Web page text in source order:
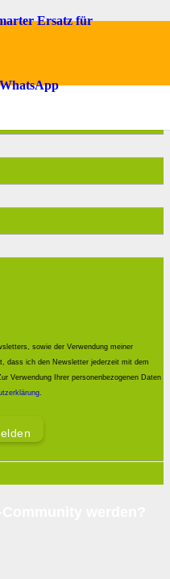
Ersatz für
sowie der Verwendung meiner
dass ich den Newsletter jederzeit mit dem
Verwendung Ihrer personenbezogenen Daten
.